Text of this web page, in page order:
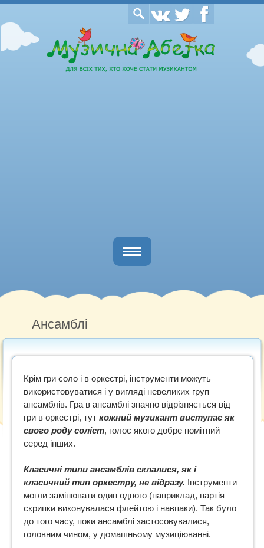
Головна
Методичні роботи
Рекомендуємо
Ансамблі
Крім гри соло і в оркестрі, інструменти можуть
використовуватися і у вигляді невеликих груп —
ансамблів. Гра в ансамблі значно відрізняється від
гри в оркестрі, тут кожний музикант виступає як
свого роду соліст, голос якого добре помітний
серед інших.
Класичні типи ансамблів склалися, як і
класичний тип оркестру, не відразу. Інструменти
могли замінювати один одного (наприклад, партія
скрипки виконувалася флейтою і навпаки). Так було
до того часу, поки ансамблі застосовувалися,
головним чином, у домашньому музиціюванні.